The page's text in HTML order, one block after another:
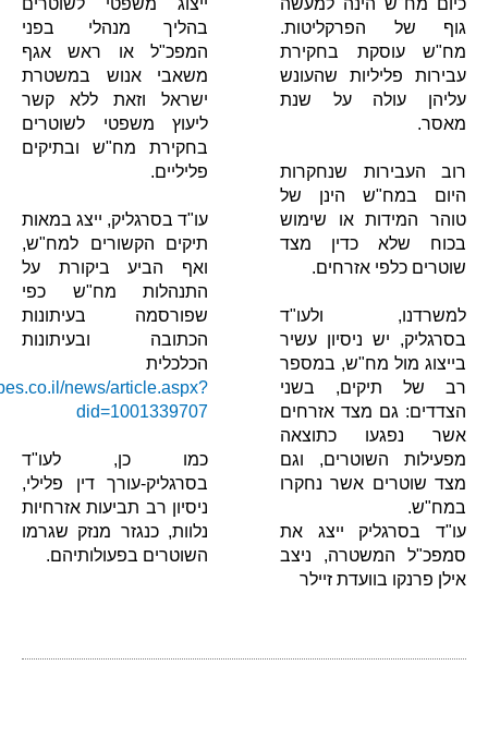
כיום מח"ש הינה למעשה
גוף של הפרקליטות.
מח"ש עוסקת בחקירת
עבירות פליליות שהעונש
עליהן עולה על שנת
מאסר.
רוב העבירות שנחקרות
היום במח"ש הינן של
טוהר המידות או שימוש
בכוח שלא כדין מצד
שוטרים כלפי אזרחים.
למשרדנו, ולעו"ד
בסרגליק, יש ניסיון עשיר
בייצוג מול מח"ש, במספר
רב של תיקים, בשני
הצדדים: גם מצד אזרחים
אשר נפגעו כתוצאה
מפעילות השוטרים, וגם
מצד שוטרים אשר נחקרו
במח"ש.
עו"ד בסרגליק ייצג את
סמפכ"ל המשטרה, ניצב
אילן פרנקו בוועדת זיילר
ייצוג משפטי לשוטרים
בהליך מנהלי בפני
המפכ"ל או ראש אגף
משאבי אנוש במשטרת
ישראל וזאת ללא קשר
ליעוץ משפטי לשוטרים
בחקירת מח"ש ובתיקים
פליליים.
עו"ד בסרגליק, ייצג במאות
תיקים הקשורים למח"ש,
ואף הביע ביקורת על
התנהלות מח"ש כפי
שפורסמה בעיתונות
הכתובה ובעיתונות
הכלכלית
news/article.aspx?
did=1001339707
כמו כן, לעו"ד
בסרגליק-עורך דין פלילי,
ניסיון רב תביעות אזרחיות
נלוות, כנגזר מנזק שגרמו
השוטרים בפעולותיהם.